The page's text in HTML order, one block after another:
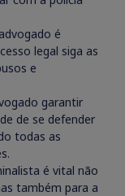
é
legal siga as
e
garantir
de se defender
todas as
é vital não
também para a